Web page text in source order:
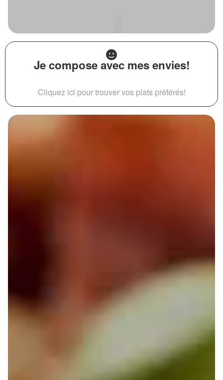
Je compose avec mes envies!
Cliquez ici pour trouver vos plats préférés!